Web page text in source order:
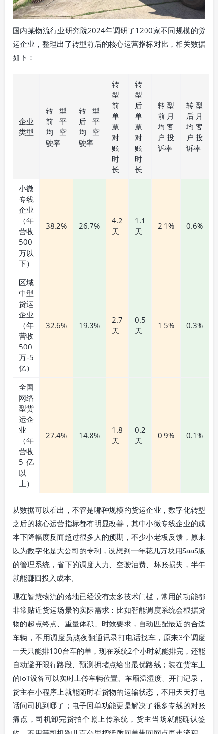
国内某物流行业研究院2024年调研了1200家不同规模的货
运企业，整理出了转型前后的核心运营指标对比，相关数据
如下：
企业
类型
转型
前平
均空
驶率
转型
后平
均空
驶率
转
型
前
单
票
对
账
时
长
转
型
后
单
票
对
账
时
长
转型
前月
均客
户投
诉率
转型
后月
均客
户投
诉率
小微
专线
企业
（年
营收
500
万以
下）
38.2% 26.7%
4.2
天
1.1
天
2.1% 0.6%
区域
中型
货运
企业
（年
营收
500
万-5
亿）
32.6% 19.3%
2.7
天
0.5
天
1.5% 0.3%
全国
网络
型货
运企
业
（年
营收
5亿
以
上）
27.4% 14.8%
1.8
天
0.2
天
0.9% 0.1%
从数据可以看出，不管是哪种规模的货运企业，数字化转型
之后的核心运营指标都有明显改善，其中小微专线企业的成
本下降幅度反而超过很多人的预期，不少小老板反馈，原来
以为数字化是大公司的专利，没想到一年花几万块用SaaS版
的管理系统，省下的调度人力、空驶油费、坏账损失，半年
就能赚回投入成本。
现在智慧物流的落地已经没有太多技术门槛，常用的功能都
非常贴近货运场景的实际需求：比如智能调度系统会根据货
物的起点终点、重量体积、时效要求，自动匹配最近的合适
车辆，不用调度员熬夜翻通讯录打电话找车，原来3个调度
一天只能排100台车的单，现在系统2个小时就能排完，还能
自动避开限行路段、预测拥堵点给出最优路线；装在货车上
的IoT设备可以实时上传车辆位置、车厢温湿度、开门记录，
货主在小程序上就能随时看货物的运输状态，不用天天打电
话问司机到哪了；电子回单功能更是解决了很多专线的对账
痛点，司机卸完货拍个照上传系统，货主当场就能确认签